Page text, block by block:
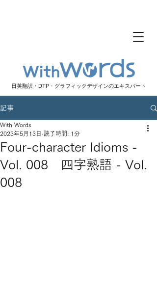
日英翻訳・DTP・グラフィックデザインのエキスパート
記事
Four-character Idioms -
Vol. 008 四字熟語 - Vol.
008
With Words
2023年5月13日 読了時間: 1分